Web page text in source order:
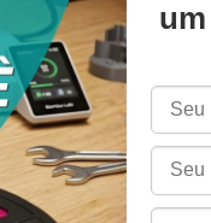
(31) 3417-6464
E-mail:
sac@3dfila.com.br